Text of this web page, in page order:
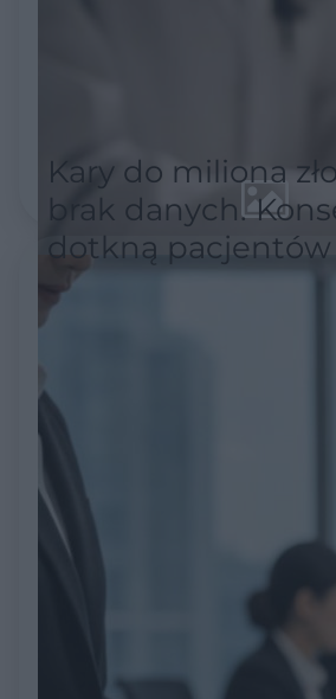
Kary do miliona
brak danych.
dotkną pacjentów
służbę zdrowia